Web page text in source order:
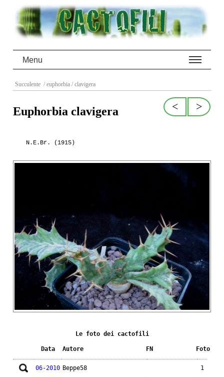
Menu
Succulente / euphorbia / clavigera
>
<
Euphorbia clavigera
N.E.Br. (1915)
Le foto dei cactofili
Data Autore FN Foto
06-2010 Beppe58 1